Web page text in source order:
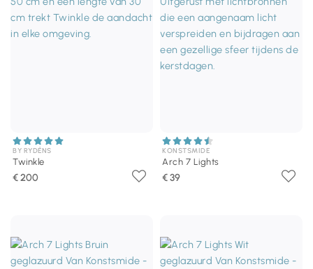
BY RYDÉNS
Twinkle
€ 200
KONSTSMIDE
Arch 7 Lights
€ 39